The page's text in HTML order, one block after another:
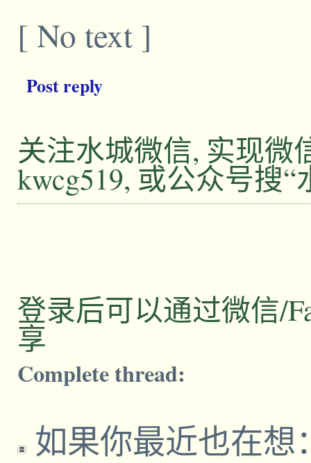
[ No text ]
Post reply
关注水城微信, 实现微
kwcg519, 或公众号搜“
登录后可以通过微信/
享
Complete thread:
如果你最近也在想